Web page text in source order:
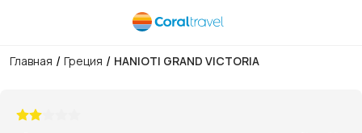
Главная / Греция / HANIOTI GRAND VICTORIA